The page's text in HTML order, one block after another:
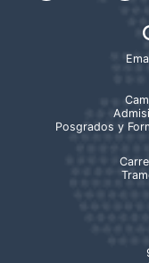
Posgrados y